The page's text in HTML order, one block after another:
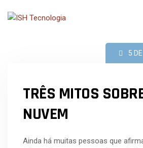
5
TRÊS MITOS
NUVEM
Ainda há muitas pessoas que